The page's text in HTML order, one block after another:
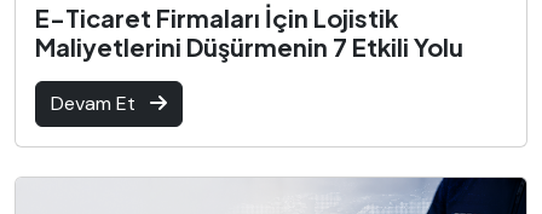
E-Ticaret Firmaları İçin Lojistik
Maliyetlerini Düşürmenin 7 Etkili Yolu
Devam Et